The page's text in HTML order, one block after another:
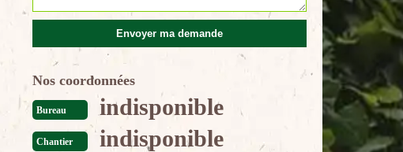
Nos coordonnées
Bureau indisponible
Chantier indisponible